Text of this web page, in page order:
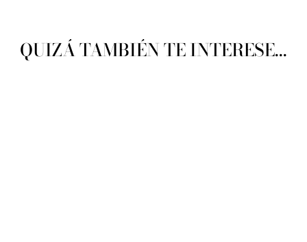
QUIZÁ TAMBIÉN TE INTERESE...